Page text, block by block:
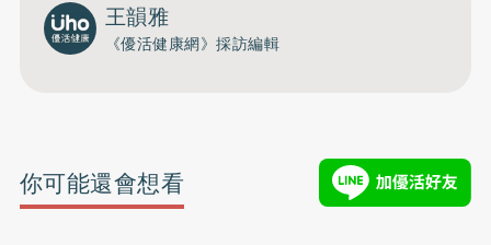
王韻雅
《優活健康網》採訪編輯
你可能還會想看